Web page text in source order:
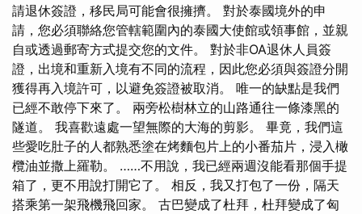
請退休簽證，移民局可能會很擁擠。 對於泰國境外的申
請，您必須聯絡您管轄範圍內的泰國大使館或領事館，並親
自或透過郵寄方式提交您的文件。 對於非OA退休人員簽
證，出境和重新入境有不同的流程，因此您必須與簽證分開
獲得再入境許可，以避免簽證被取消。 唯一的缺點是我們
已經不敢停下來了。 兩旁松樹林立的山路通往一條漆黑的
隧道。 我喜歡遠處一望無際的大海的剪影。 畢竟，我們這
些愛吃肚子的人都熟悉塗在烤麵包片上的小番茄片，浸入橄
欖油並撒上羅勒。 ……不用說，我已經兩週沒能看那個手提
箱了，更不用說打開它了。 相反，我又打包了一份，隔天
搭乘第一架飛機飛回家。 古巴變成了杜拜，杜拜變成了匈